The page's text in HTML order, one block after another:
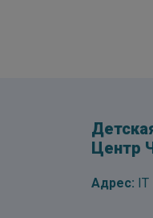
Центр
Адрес: IT